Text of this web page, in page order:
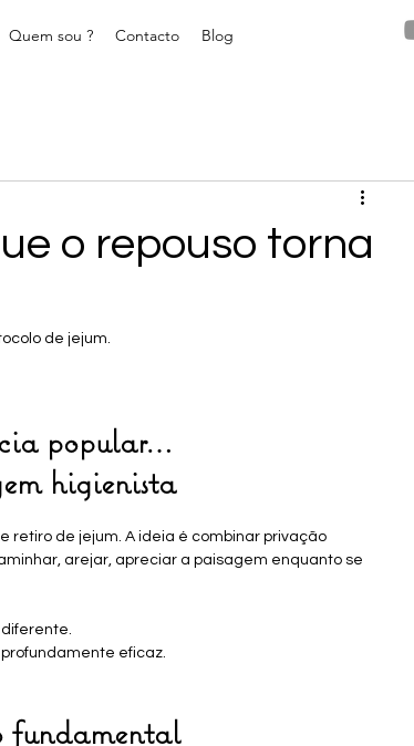
Quem sou ? Contacto Blog
o repouso torna
de jejum.
popular…
higienista
retiro de jejum. A ideia é combinar privação
arejar, apreciar a paisagem enquanto se
eficaz.
fundamental